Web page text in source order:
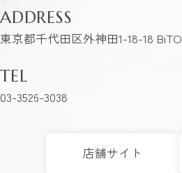
ADDRESS
東京都千代田区外神田1-18-18
TEL
03-3526-3038
店舗サイト